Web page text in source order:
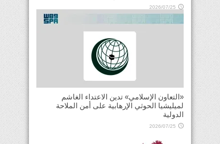
2026/07/25
«التعاون الإسلامي» تدين الاعتداء الغاشم
لميليشيا الحوثي الإرهابية على أمن الملاحة
الدولية
2026/07/25